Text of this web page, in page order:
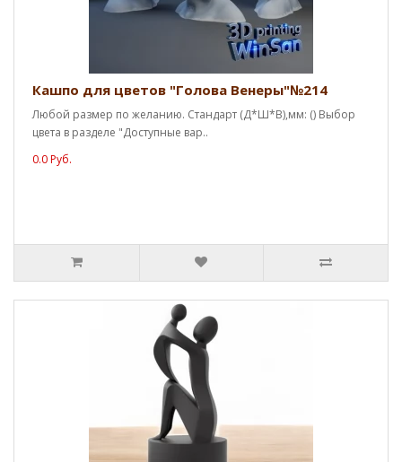
Кашпо для цветов "Голова Венеры"№214
Любой размер по желанию. Стандарт (Д*Ш*В),мм: () Выбор
цвета в разделе "Доступные вар..
0.0 Руб.